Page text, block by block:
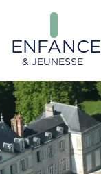
ENFANCE
& JEUNESSE